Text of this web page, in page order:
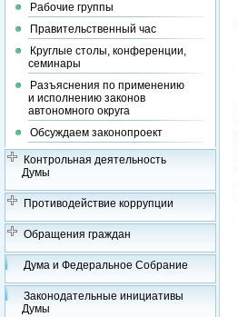
Рабочие группы
Правительственный час
Круглые столы, конференции,
семинары
Разъяснения по применению
и исполнению законов
автономного округа
Обсуждаем законопроект
Контрольная деятельность
Думы
Противодействие коррупции
Обращения граждан
Дума и Федеральное Собрание
Законодательные инициативы
Думы